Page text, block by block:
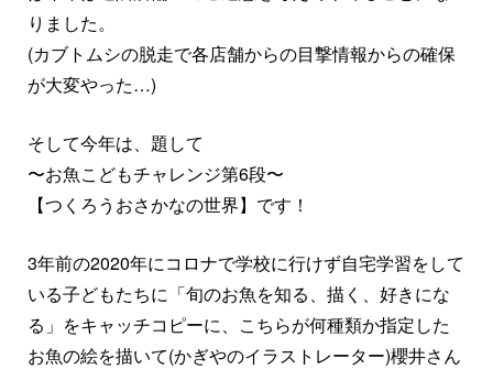
りました。
(カブトムシの脱走で各店舗からの目撃情報からの確保
が大変やった…)
そして今年は、題して
〜お魚こどもチャレンジ第6段〜
【つくろうおさかなの世界】です！
3年前の2020年にコロナで学校に行けず自宅学習をして
いる子どもたちに「旬のお魚を知る、描く、好きにな
る」をキャッチコピーに、こちらが何種類か指定した
お魚の絵を描いて(かぎやのイラストレーター)櫻井さん